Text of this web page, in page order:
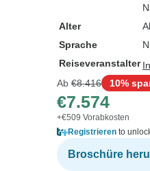
Alter
Sprache
Reiseveranstalter
Ab €8.416 10%
€7.574
+€509 Vorabkosten
Registrieren to
Broschüre